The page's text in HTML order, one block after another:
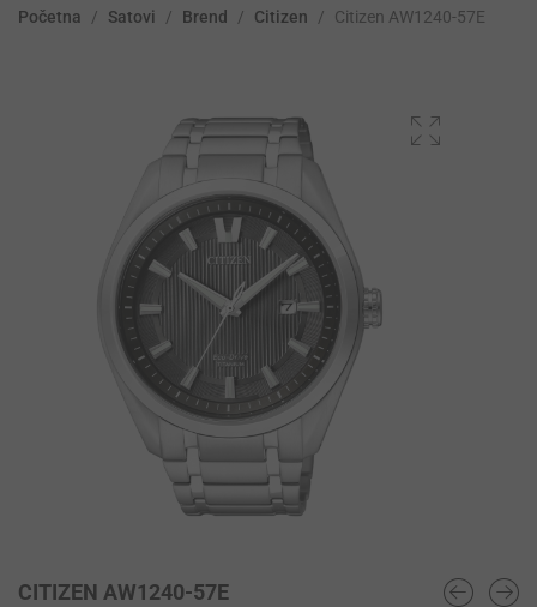
Početna / Satovi / Brend / Citizen / Citizen AW1240-57E
CITIZEN AW1240-57E